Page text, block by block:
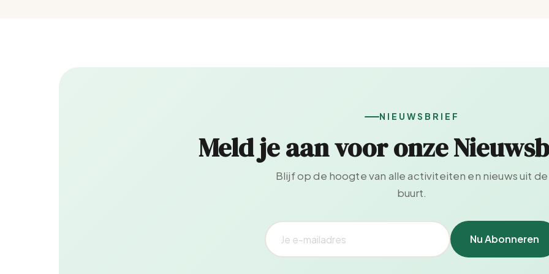
NIEUWSBRIEF
Meld je aan voor onze
Blijf op de hoogte van alle activiteiten en nieuws uit de
buurt.
Nu Abonneren